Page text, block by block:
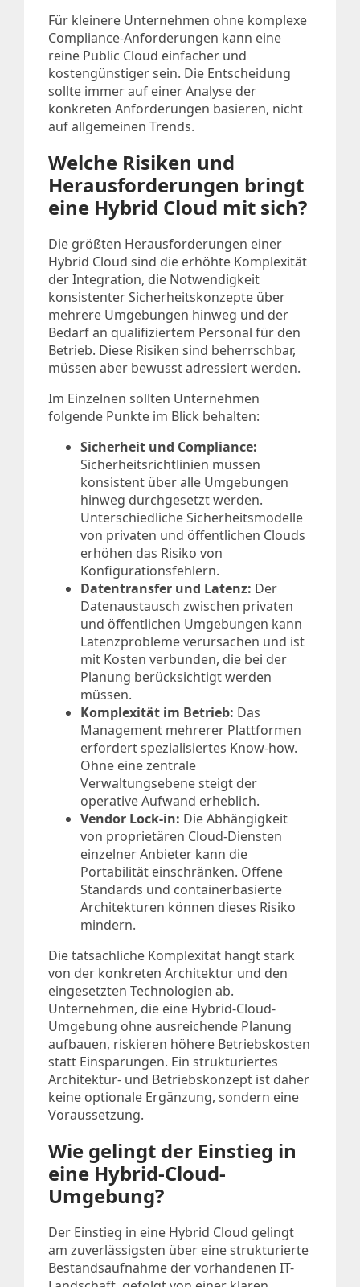
Für kleinere Unternehmen ohne komplexe
Compliance-Anforderungen kann eine
reine Public Cloud einfacher und
kostengünstiger sein. Die Entscheidung
sollte immer auf einer Analyse der
konkreten Anforderungen basieren, nicht
auf allgemeinen Trends.
Welche Risiken und
Herausforderungen bringt
eine Hybrid Cloud mit sich?
Die größten Herausforderungen einer
Hybrid Cloud sind die erhöhte Komplexität
der Integration, die Notwendigkeit
konsistenter Sicherheitskonzepte über
mehrere Umgebungen hinweg und der
Bedarf an qualifiziertem Personal für den
Betrieb. Diese Risiken sind beherrschbar,
müssen aber bewusst adressiert werden.
Im Einzelnen sollten Unternehmen
folgende Punkte im Blick behalten:
Sicherheit und Compliance:
Sicherheitsrichtlinien müssen
konsistent über alle Umgebungen
hinweg durchgesetzt werden.
Unterschiedliche Sicherheitsmodelle
von privaten und öffentlichen Clouds
erhöhen das Risiko von
Konfigurationsfehlern.
Datentransfer und Latenz: Der
Datenaustausch zwischen privaten
und öffentlichen Umgebungen kann
Latenzprobleme verursachen und ist
mit Kosten verbunden, die bei der
Planung berücksichtigt werden
müssen.
Komplexität im Betrieb: Das
Management mehrerer Plattformen
erfordert spezialisiertes Know-how.
Ohne eine zentrale
Verwaltungsebene steigt der
operative Aufwand erheblich.
Vendor Lock-in: Die Abhängigkeit
von proprietären Cloud-Diensten
einzelner Anbieter kann die
Portabilität einschränken. Offene
Standards und containerbasierte
Architekturen können dieses Risiko
mindern.
Die tatsächliche Komplexität hängt stark
von der konkreten Architektur und den
eingesetzten Technologien ab.
Unternehmen, die eine Hybrid-Cloud-
Umgebung ohne ausreichende Planung
aufbauen, riskieren höhere Betriebskosten
statt Einsparungen. Ein strukturiertes
Architektur- und Betriebskonzept ist daher
keine optionale Ergänzung, sondern eine
Voraussetzung.
Wie gelingt der Einstieg in
eine Hybrid-Cloud-
Umgebung?
Der Einstieg in eine Hybrid Cloud gelingt
am zuverlässigsten über eine strukturierte
Bestandsaufnahme der vorhandenen IT-